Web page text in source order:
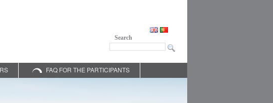
Search
FAQ FOR THE PARTICIPANTS